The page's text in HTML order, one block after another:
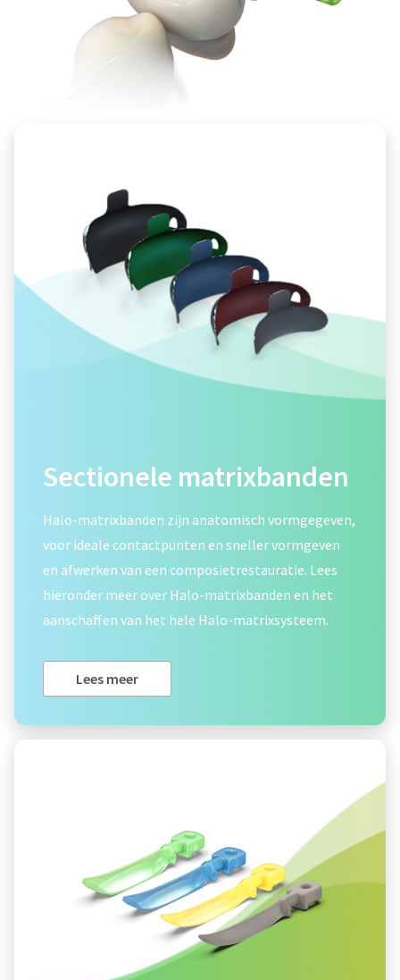
Sectionele matrixbanden
Halo-matrixbanden zijn anatomisch vormgegeven,
voor ideale contactpunten en sneller vormgeven
en afwerken van een composietrestauratie. Lees
hieronder meer over Halo-matrixbanden en het
aanschaffen van het hele Halo-matrixsysteem.
Lees meer